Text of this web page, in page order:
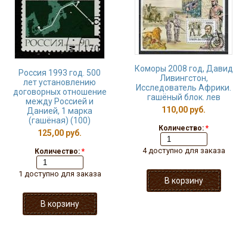
Россия 1993 год. 500
лет установлению
договорных отношение
между Россией и
Данией, 1 марка
(гашёная) (100)
125,00 руб.
Количество: *
1 доступно для заказа
Коморы 2008 год, Давид
Ливингстон,
Исследователь Африки.
гашёный блок. лев
110,00 руб.
Количество: *
4 доступно для заказа